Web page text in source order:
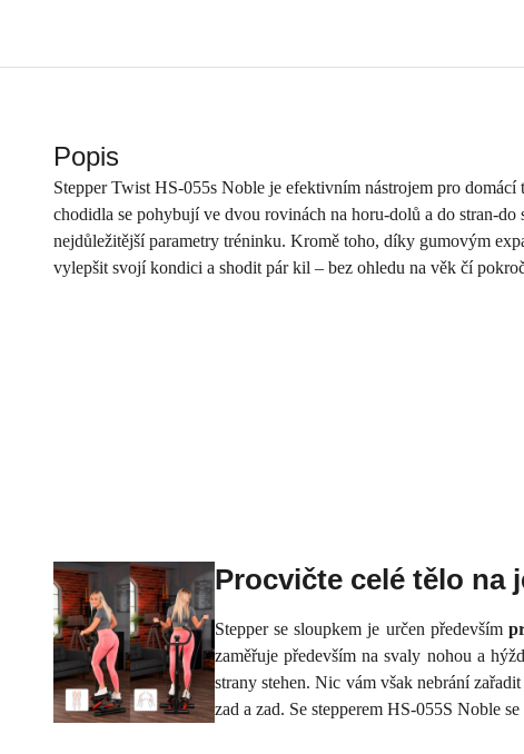
Popis
Stepper Twist HS-055s Noble je efektivním nástrojem pro domácí
chodidla se pohybují ve dvou rovinách na horu-dolů a do stran-
nejdůležitější parametry tréninku. Kromě toho, díky gumovým
vylepšit svojí kondici a shodit pár kil – bez ohledu na věk čí
Procvičte celé tělo na
Stepper se sloupkem je určen především
zaměřuje především na svaly nohou a
strany stehen. Nic vám však nebrání
zad a zad. Se stepperem HS-055S Noble